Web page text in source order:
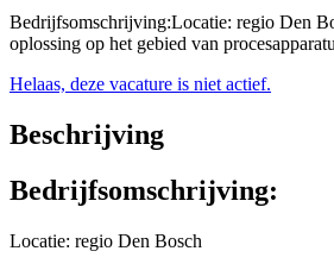
Bedrijfsomschrijving:Locatie: regio Den
oplossing op het gebied van
Helaas, deze vacature is niet actief.
Beschrijving
Bedrijfsomschrijving:
Locatie: regio Den Bosch